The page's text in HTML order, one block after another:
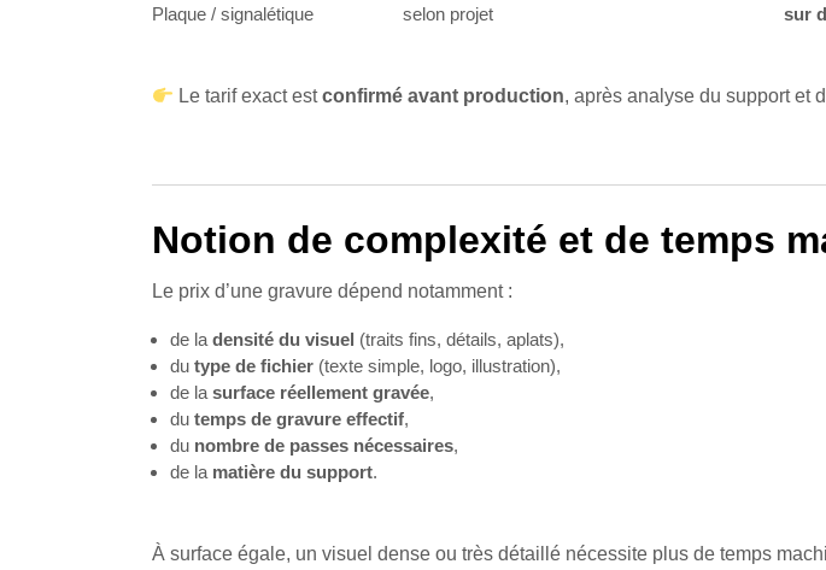
Plaque / signalétique
selon projet sur
Le tarif exact estconfirmé avant production, après analyse du support et
Notion de complexité et de temps
Le prix d’une gravure dépend notamment :
de la densité du visuel (traits fins, détails, aplats),
du type de fichier (texte simple, logo, illustration),
de la surface réellement gravée,
du temps de gravure effectif,
du nombre de passes nécessaires,
de la matière du support.
À surface égale, un visuel dense ou très détaillé nécessite plus de temps